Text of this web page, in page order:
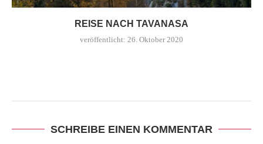
REISE NACH TAVANASA
veröffentlicht: 26. Oktober 2020
SCHREIBE EINEN KOMMENTAR